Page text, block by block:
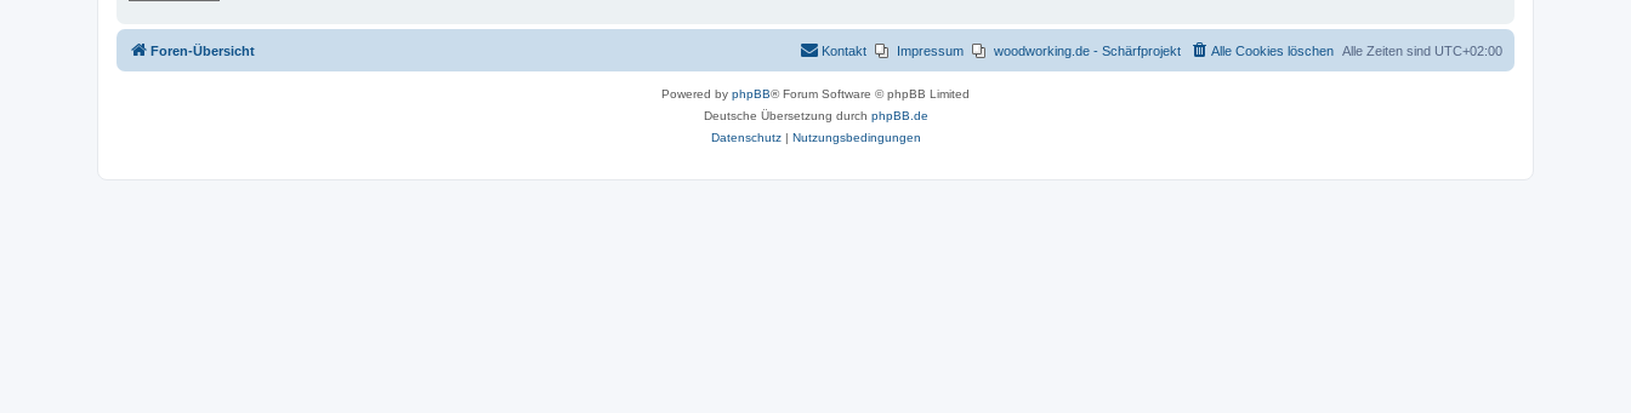
Foren-Übersicht Alle Zeiten sind UTC+02:00
Alle Cookies löschen
woodworking.de - Schärfprojekt
Impressum
Kontakt
Powered by phpBB® Forum Software © phpBB Limited
Deutsche Übersetzung durch phpBB.de
Datenschutz| Nutzungsbedingungen